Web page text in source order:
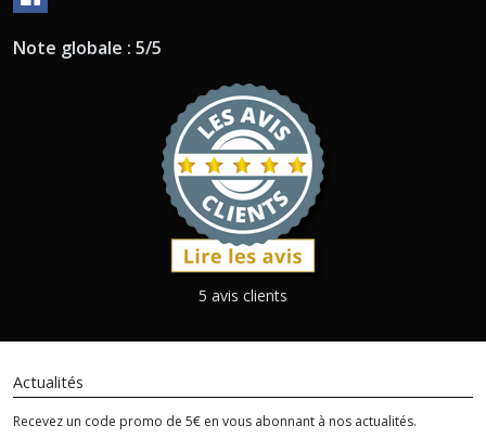
Note globale : 5/5
5 avis clients
Actualités
Recevez un code promo de 5€ en vous abonnant à nos actualités.